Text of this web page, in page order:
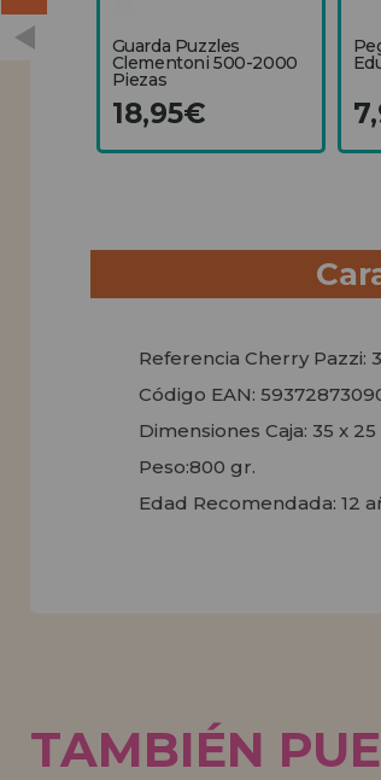
Guarda Puzzles
Clementoni 500-2000
Piezas
18,95€
Referencia Cherry Pazzi:
Código EAN:
Dimensiones Caja: 35 x 25
Peso:800 gr.
Edad Recomendada: 12
TAMBIÉN